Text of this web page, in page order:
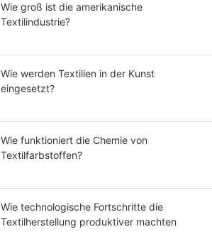
Wie groß ist die amerikanische
Textilindustrie?
Wie werden Textilien in der Kunst
eingesetzt?
Wie funktioniert die Chemie von
Textilfarbstoffen?
Wie technologische Fortschritte die
Textilherstellung produktiver machten